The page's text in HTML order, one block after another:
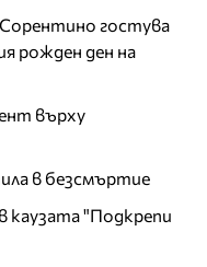
гостува
рожден ден на
върху
в безсмъртие
каузата "Подкрепи